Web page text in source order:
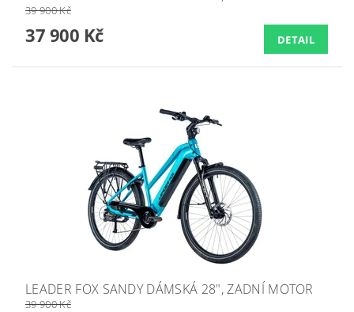
39 900 Kč
37 900 Kč DETAIL
LEADER FOX SANDY DÁMSKÁ 28", ZADNÍ MOTOR
39 900 Kč